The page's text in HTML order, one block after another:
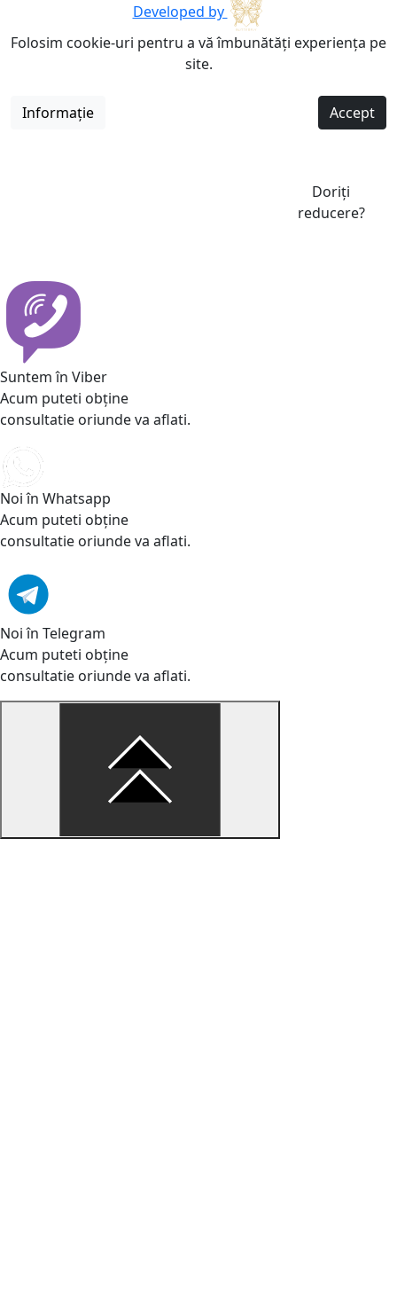
Developed by
Folosim cookie-uri pentru a vă îmbunătăți experiența pe
site.
Informație Accept
Doriți
reducere?
Suntem în Viber
Acum puteti obține
consultatie oriunde va aflati.
Noi în Whatsapp
Acum puteti obține
consultatie oriunde va aflati.
Noi în Telegram
Acum puteti obține
consultatie oriunde va aflati.